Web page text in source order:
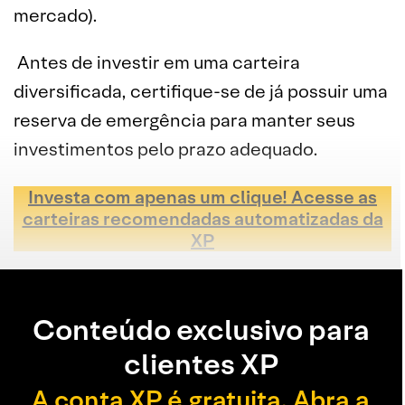
mercado).
Antes de investir em uma carteira
diversificada, certifique-se de já possuir uma
reserva de emergência para manter seus
investimentos pelo prazo adequado.
Investa com apenas um clique! Acesse as
carteiras recomendadas automatizadas da
XP
Conteúdo exclusivo para
clientes XP